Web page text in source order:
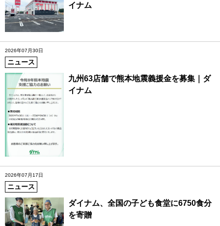
イナム
2026年07月30日
ニュース
九州63店舗で熊本地震義援金を募集｜ダ
イナム
2026年07月17日
ニュース
ダイナム、全国の子ども食堂に6750食分
を寄贈